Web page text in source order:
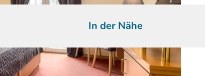
In der Nähe